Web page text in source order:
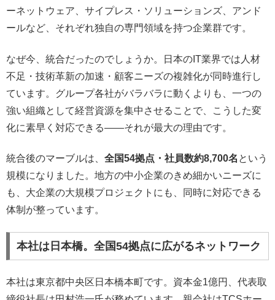
ーネットウェア、サイプレス・ソリューションズ、アンド
ールなど、それぞれ独自の専門領域を持つ企業群です。
なぜ今、統合だったのでしょうか。日本のIT業界では人材
不足・技術革新の加速・顧客ニーズの複雑化が同時進行し
ています。グループ各社がバラバラに動くよりも、一つの
強い組織として経営資源を集中させることで、こうした変
化に素早く対応できる——それが最大の理由です。
統合後のマーブルは、 全国54拠点・社員数約8,700名 という
規模になりました。地方の中小企業のきめ細かいニーズに
も、大企業の大規模プロジェクトにも、同時に対応できる
体制が整っています。
本社は日本橋。全国54拠点に広がるネットワーク
本社は東京都中央区日本橋本町です。資本金1億円、代表取